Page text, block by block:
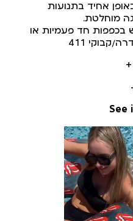
אחיד בתנועות
מוחלטת.
חד פעמיות או
411
See